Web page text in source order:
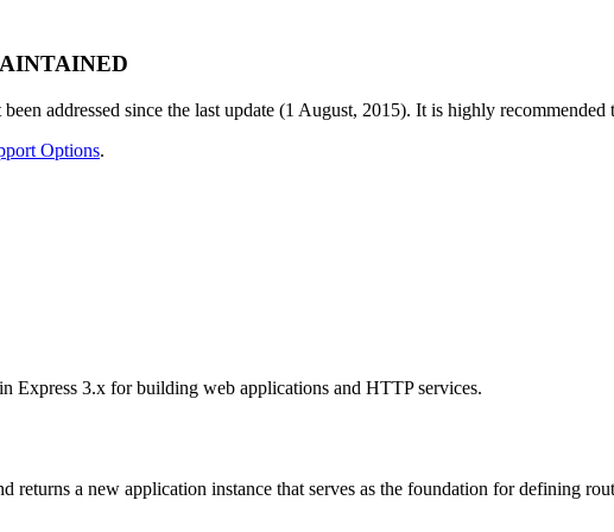
addressed since the last update (1 August, 2015). It is highly recommended
Options.
Express 3.x for building web applications and HTTP services.
returns a new application instance that serves as the foundation for defining